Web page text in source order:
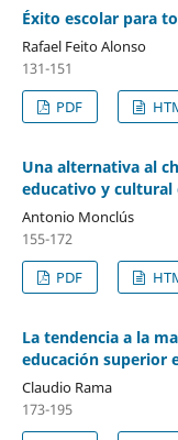
Éxito escolar para
Rafael Feito Alonso
131-151
PDF
Una alternativa al
educativo y cultural
Antonio Monclús
155-172
PDF
La tendencia a la
educación superior
Claudio Rama
173-195